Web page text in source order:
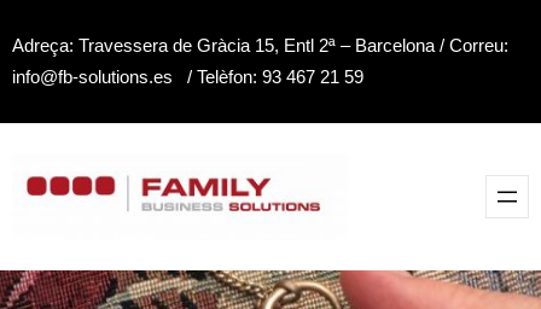
al
contenido
Adreça: Travessera de Gràcia 15, Entl 2ª – Barcelona / Correu:
info@fb-solutions.es / Telèfon: 93 467 21 59